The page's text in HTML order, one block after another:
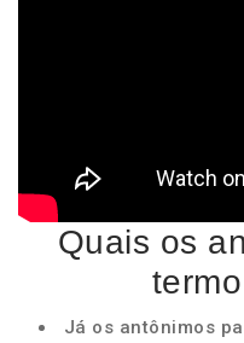
Quais os
Já os antônimos